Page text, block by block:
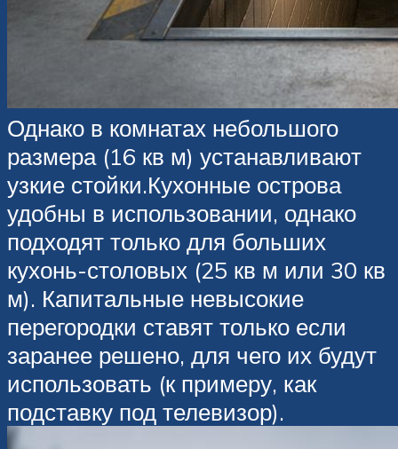
Однако в комнатах небольшого
размера (16 кв м) устанавливают
узкие стойки.Кухонные острова
удобны в использовании, однако
подходят только для больших
кухонь-столовых (25 кв м или 30 кв
м). Капитальные невысокие
перегородки ставят только если
заранее решено, для чего их будут
использовать (к примеру, как
подставку под телевизор).